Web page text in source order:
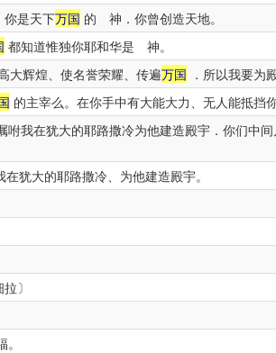
是天下万国 的 神．你曾创造天地。
都知道惟独你耶和华是 神。
大辉煌、使名誉荣耀、传遍万国 ．所以我要为
的主宰么。在你手中有大能大力、无人能抵挡你
咐我在犹大的耶路撒冷为他建造殿宇．你们中
犹大的耶路撒冷、为他建造殿宇。
〕